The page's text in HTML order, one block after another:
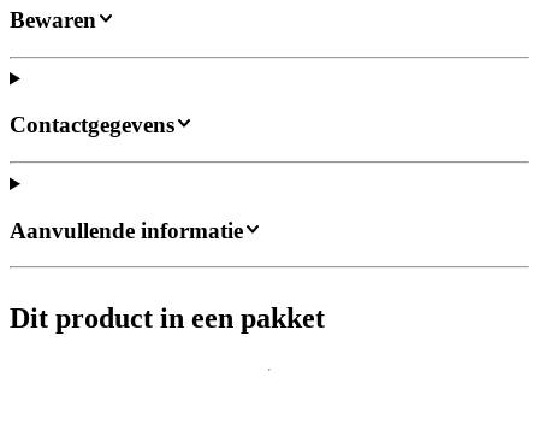
Bewaren
Contactgegevens
Aanvullende informatie
Dit product in een pakket